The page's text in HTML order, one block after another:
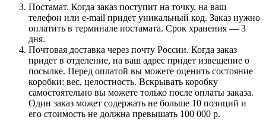
Постамат. Когда заказ поступит на точку, на ваш
телефон или e-mail придет уникальный код. Заказ нужно
оплатить в терминале постамата. Срок хранения — 3
дня.
Почтовая доставка через почту России. Когда заказ
придет в отделение, на ваш адрес придет извещение о
посылке. Перед оплатой вы можете оценить состояние
коробки: вес, целостность. Вскрывать коробку
самостоятельно вы можете только после оплаты заказа.
Один заказ может содержать не больше 10 позиций и
его стоимость не должна превышать 100 000 р.